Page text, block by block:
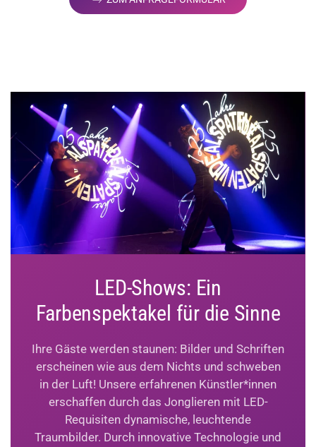
LED-Shows: Ein
Farbenspektakel für die Sinne
Ihre Gäste werden staunen: Bilder und Schriften
erscheinen wie aus dem Nichts und schweben
in der Luft! Unsere erfahrenen Künstler*innen
erschaffen durch das Jonglieren mit LED-
Requisiten dynamische, leuchtende
Traumbilder. Durch innovative Technologie und